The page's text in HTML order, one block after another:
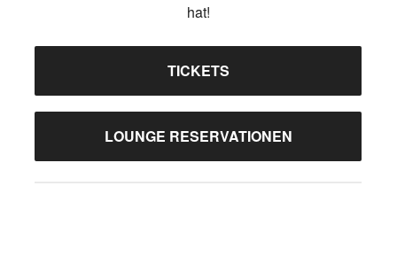
hat!
TICKETS
LOUNGE RESERVATIONEN